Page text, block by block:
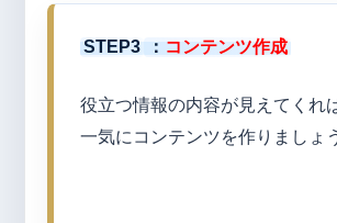
STEP3 ： コンテンツ作成
役立つ情報の内容が見えてくれ
一気にコンテンツを作りましょ